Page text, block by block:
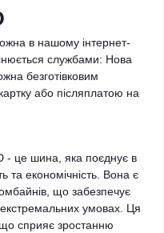
в нашому інтернет-
службами: Нова
безготівковим
або післяплатою на
- це шина, яка поєднує в
та економічність. Вона є
що забезпечує
екстремальних умовах. Ця
сприяє зростанню